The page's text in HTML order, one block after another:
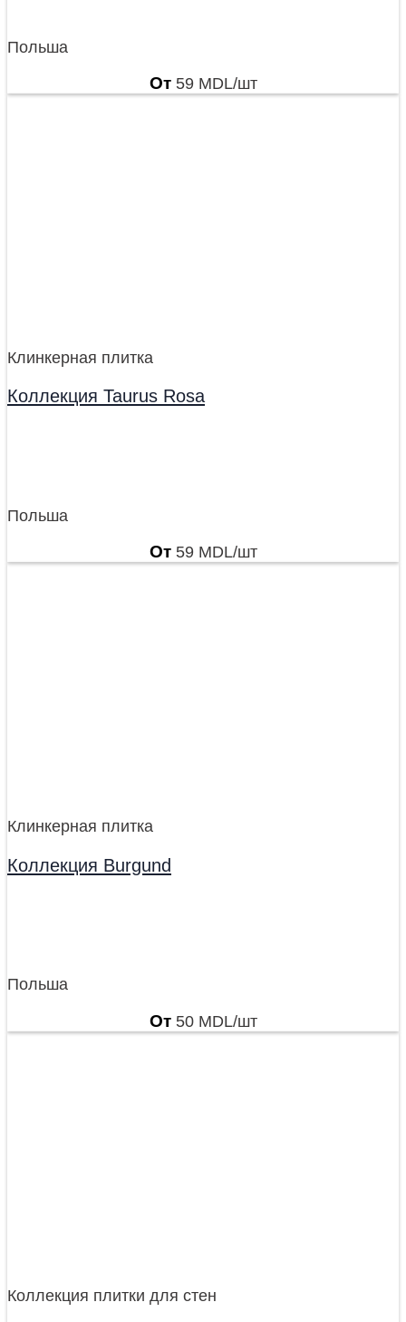
Польша
От 59 MDL/шт
Клинкерная плитка
Коллекция Taurus Rosa
Польша
От 59 MDL/шт
Клинкерная плитка
Коллекция Burgund
Польша
От 50 MDL/шт
Коллекция плитки для стен